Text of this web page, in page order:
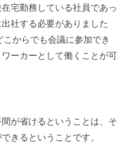
宅勤務している社員であっ
社する必要がありました
からでも会議に参加でき
ーカーとして働くことが可
が省けるということは、そ
きるということです。